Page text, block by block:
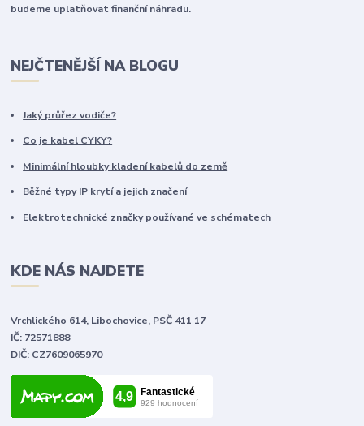
budeme uplatňovat finanční náhradu.
NEJČTENĚJŠÍ NA BLOGU
Jaký průřez vodiče?
Co je kabel CYKY?
Minimální hloubky kladení kabelů do země
Běžné typy IP krytí a jejich značení
Elektrotechnické značky používané ve schématech
KDE NÁS NAJDETE
Vrchlického 614, Libochovice, PSČ 411 17
IČ: 72571888
DIČ: CZ7609065970